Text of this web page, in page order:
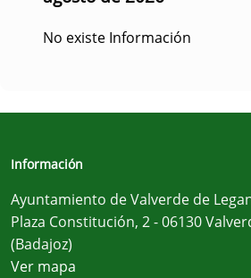
No existe Información
Información
Ayuntamiento de Valverde de
Plaza Constitución, 2 - 06130
(Badajoz)
Ver mapa